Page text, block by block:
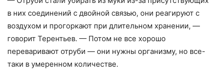
в них соединений с двойной связью, они реагируют с
воздухом и прогоркают при длительном хранении, —
говорит Терентьев. — Потом не все хорошо
переваривают отруби — они нужны организму, но все-
таки в умеренном количестве.